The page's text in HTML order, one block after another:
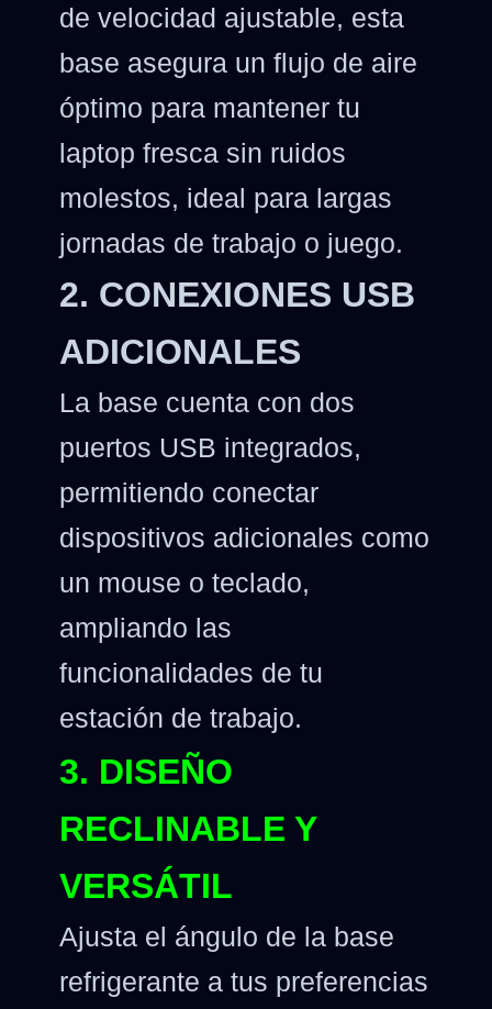
de velocidad ajustable, esta
base asegura un flujo de aire
óptimo para mantener tu
laptop fresca sin ruidos
molestos, ideal para largas
jornadas de trabajo o juego.
2. CONEXIONES USB
ADICIONALES
La base cuenta con dos
puertos USB integrados,
permitiendo conectar
dispositivos adicionales como
un mouse o teclado,
ampliando las
funcionalidades de tu
estación de trabajo.
3. DISEÑO
RECLINABLE Y
VERSÁTIL
Ajusta el ángulo de la base
refrigerante a tus preferencias